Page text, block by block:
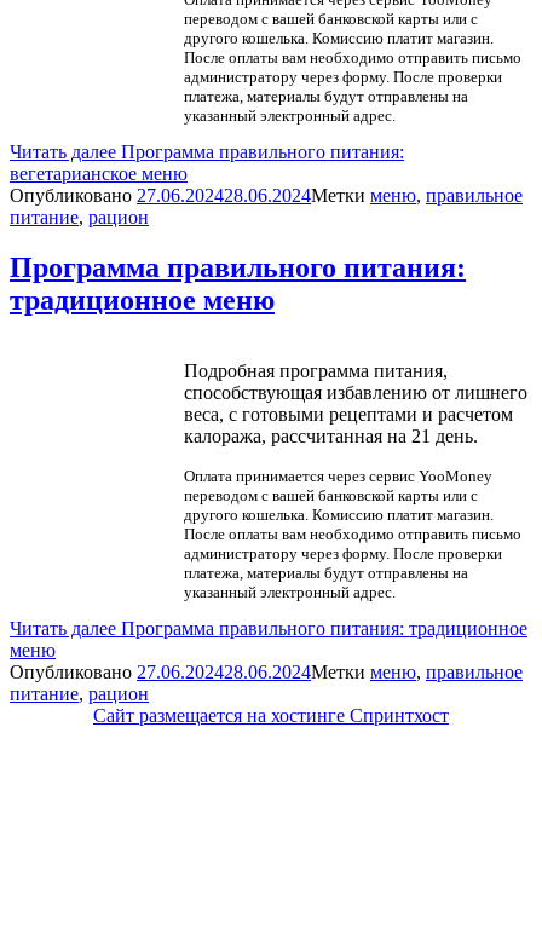
переводом с вашей банковской карты или с
другого кошелька. Комиссию платит магазин.
После оплаты вам необходимо отправить письмо
администратору через форму. После проверки
платежа, материалы будут отправлены на
указанный электронный адрес.
Читать далее Программа правильного питания:
вегетарианское меню
Опубликовано 27.06.202428.06.2024Метки меню, правильное
питание, рацион
Программа правильного питания:
традиционное меню
Подробная программа питания,
способствующая избавлению от лишнего
веса, с готовыми рецептами и расчетом
калоража, рассчитанная на 21 день.
Оплата принимается через сервис YooMoney
переводом с вашей банковской карты или с
другого кошелька. Комиссию платит магазин.
После оплаты вам необходимо отправить письмо
администратору через форму. После проверки
платежа, материалы будут отправлены на
указанный электронный адрес.
Читать далее Программа правильного питания: традиционное
меню
Опубликовано 27.06.202428.06.2024Метки меню, правильное
питание, рацион
Сайт размещается на хостинге Спринтхост